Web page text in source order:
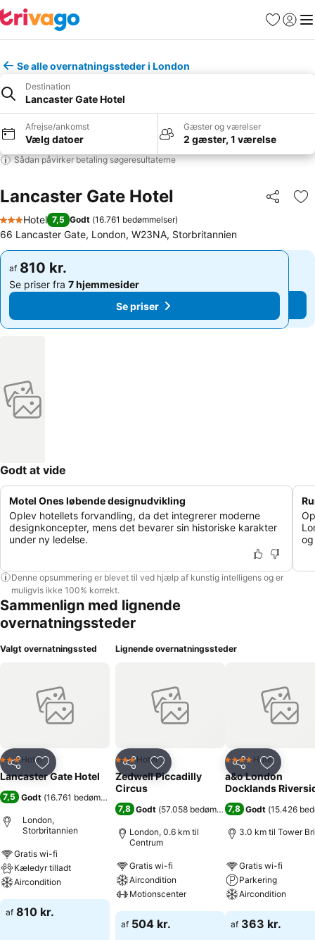
Favoritter
Log ind
Se alle overnatningssteder i London
Destination
Lancaster Gate Hotel
Afrejse/ankomst
Vælg datoer
Gæster og værelser
2 gæster, 1 værelse
Sådan påvirker betaling søgeresultaterne
Lancaster Gate Hotel Del
3 Stjerner
Hotel 7,5 Godt (16.761 bedømmelser)
66 Lancaster Gate, London, W23NA, Storbritannien
af 810 kr.
Se priser fra 7 hjemmesider
Se priser
af 810 kr.
Se priser fra 7 hjemmesider
Se priser
Godt at vide
Motel Ones løbende designudvikling
Oplev hotellets forvandling, da det integrerer moderne
designkoncepter, mens det bevarer sin historiske karakter
under ny ledelse.
Denne opsummering er blevet til ved hjælp af kunstig intelligens og er
muligvis ikke 100% korrekt.
Sammenlign med lignende
overnatningssteder
Valgt overnatningssted
Del Føj til favoritter
3 Stjerner
Hotel
Lancaster Gate Hotel
7,5 Godt (16.761 bedømmelser
London,
Storbritannien
Gratis wi-fi
Kæledyr tilladt
Aircondition
af 810 kr.
Lignende overnatningssteder
Del Føj til favoritter
3 Stjerner
Hotel
Zedwell Piccadilly
Circus
7,8 Godt (57.058 bedømmelser )
London, 0.6 km til
Centrum
Gratis wi-fi
Aircondition
Motionscenter
af 504 kr.
Del Føj til
4 StjernerHotel
a&o London
Docklands
7,8 Godt (15.426
3.0 km til Tower
Gratis wi-fi
Parkering
Aircondition
af 363 kr.